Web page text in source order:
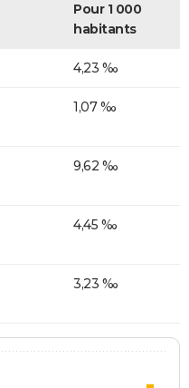
Pour 1 000
habitants
4,23 ‰
1,07 ‰
9,62 ‰
4,45 ‰
3,23 ‰